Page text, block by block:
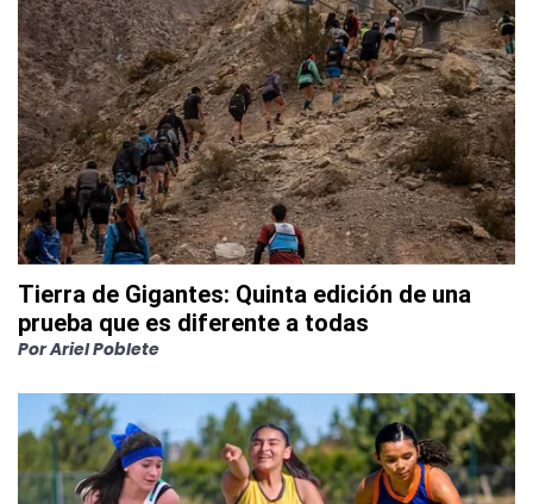
Tierra de Gigantes: Quinta edición de una
prueba que es diferente a todas
PorAriel Poblete